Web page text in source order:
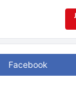
Facebook